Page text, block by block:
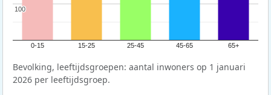
0-15 15-25 25-45 45-65 65+
100
100
Bevolking, leeftijdsgroepen: aantal inwoners op 1 januari
2026 per leeftijdsgroep.